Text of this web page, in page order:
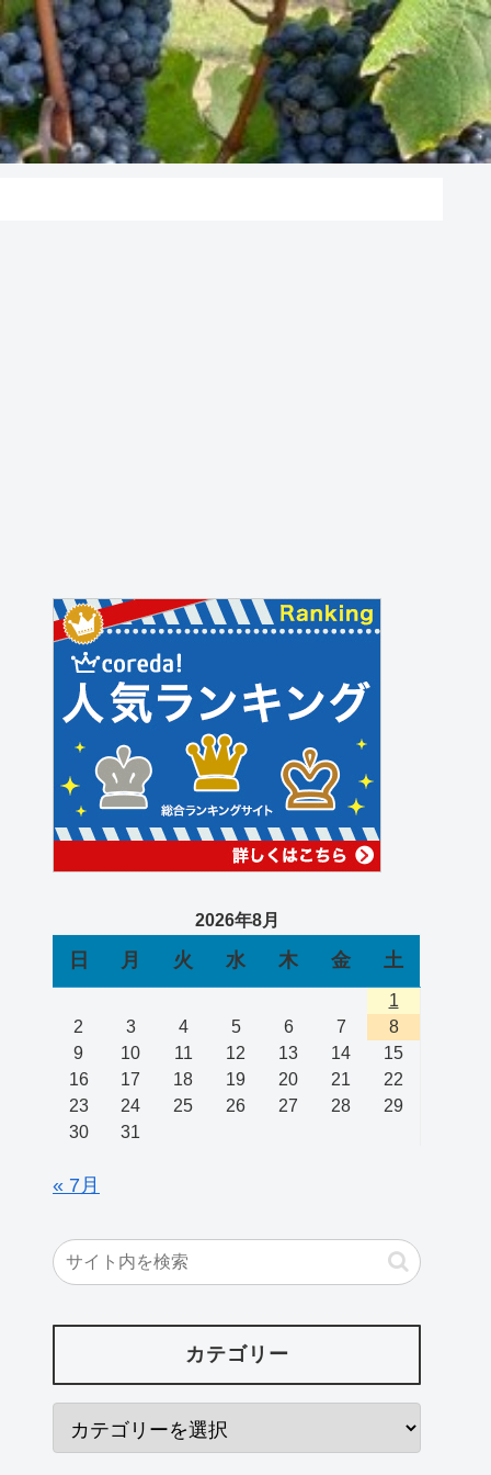
2026年8月
日 月 火 水 木 金 土
1
2
3 4 5 6 7
8
9
10 11 12 13 14
15
16
17 18 19 20 21
22
23
24 25 26 27 28
29
30
31
« 7月
カテゴリー